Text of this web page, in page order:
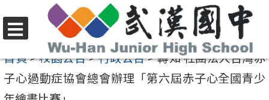
至
要
內
選
單
首頁>校園公告>行政公告>轉知 社團法人台灣赤
子心過動症協會總會辦理「第六屆赤子心全國青少